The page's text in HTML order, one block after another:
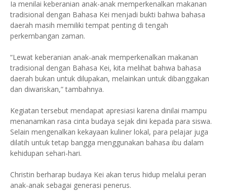
Ia menilai keberanian anak-anak memperkenalkan makanan
tradisional dengan Bahasa Kei menjadi bukti bahwa bahasa
daerah masih memiliki tempat penting di tengah
perkembangan zaman.
“Lewat keberanian anak-anak memperkenalkan makanan
tradisional dengan Bahasa Kei, kita melihat bahwa bahasa
daerah bukan untuk dilupakan, melainkan untuk dibanggakan
dan diwariskan,” tambahnya.
Kegiatan tersebut mendapat apresiasi karena dinilai mampu
menanamkan rasa cinta budaya sejak dini kepada para siswa.
Selain mengenalkan kekayaan kuliner lokal, para pelajar juga
dilatih untuk tetap bangga menggunakan bahasa ibu dalam
kehidupan sehari-hari.
Christin berharap budaya Kei akan terus hidup melalui peran
anak-anak sebagai generasi penerus.